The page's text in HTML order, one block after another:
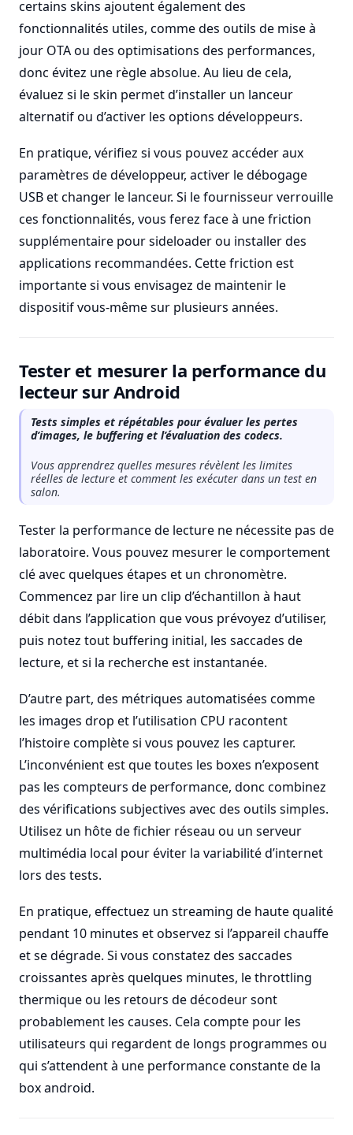
certains skins ajoutent également des
fonctionnalités utiles, comme des outils de mise à
jour OTA ou des optimisations des performances,
donc évitez une règle absolue. Au lieu de cela,
évaluez si le skin permet d’installer un lanceur
alternatif ou d’activer les options développeurs.
En pratique, vérifiez si vous pouvez accéder aux
paramètres de développeur, activer le débogage
USB et changer le lanceur. Si le fournisseur verrouille
ces fonctionnalités, vous ferez face à une friction
supplémentaire pour sideloader ou installer des
applications recommandées. Cette friction est
importante si vous envisagez de maintenir le
dispositif vous-même sur plusieurs années.
Tester et mesurer la performance du
lecteur sur Android
Tests simples et répétables pour évaluer les pertes
d’images, le buffering et l’évaluation des codecs.
Vous apprendrez quelles mesures révèlent les limites
réelles de lecture et comment les exécuter dans un test en
salon.
Tester la performance de lecture ne nécessite pas de
laboratoire. Vous pouvez mesurer le comportement
clé avec quelques étapes et un chronomètre.
Commencez par lire un clip d’échantillon à haut
débit dans l’application que vous prévoyez d’utiliser,
puis notez tout buffering initial, les saccades de
lecture, et si la recherche est instantanée.
D’autre part, des métriques automatisées comme
les images drop et l’utilisation CPU racontent
l’histoire complète si vous pouvez les capturer.
L’inconvénient est que toutes les boxes n’exposent
pas les compteurs de performance, donc combinez
des vérifications subjectives avec des outils simples.
Utilisez un hôte de fichier réseau ou un serveur
multimédia local pour éviter la variabilité d’internet
lors des tests.
En pratique, effectuez un streaming de haute qualité
pendant 10 minutes et observez si l’appareil chauffe
et se dégrade. Si vous constatez des saccades
croissantes après quelques minutes, le throttling
thermique ou les retours de décodeur sont
probablement les causes. Cela compte pour les
utilisateurs qui regardent de longs programmes ou
qui s’attendent à une performance constante de la
box android.